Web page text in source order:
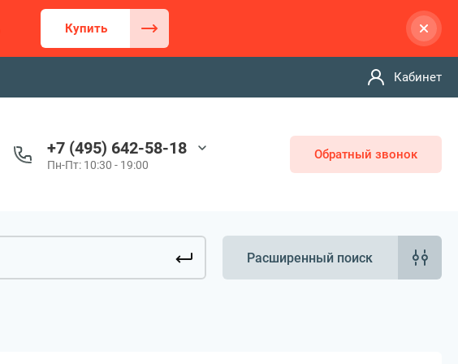
Купить
Кабинет
+7 (495) 642-58-18
Пн-Пт: 10:30 - 19:00
Обратный звонок
Расширенный поиск